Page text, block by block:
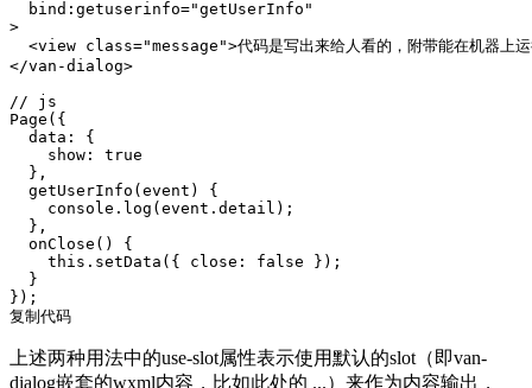
  bind:getuserinfo="getUserInfo"
>
<view class="message">代码是写出来给人看的，附带能在机器上
</van-dialog>
// js
Page({
  data: {
    show: true
  },
  getUserInfo(event) {
    console.log(event.detail);
  },
  onClose() {
    this.setData({ close: false });
  }
});
复制代码
上述两种用法中的use-slot属性表示使用默认的slot（即van-
dialog嵌套的wxml内容，比如此处的 ...）来作为内容输出，